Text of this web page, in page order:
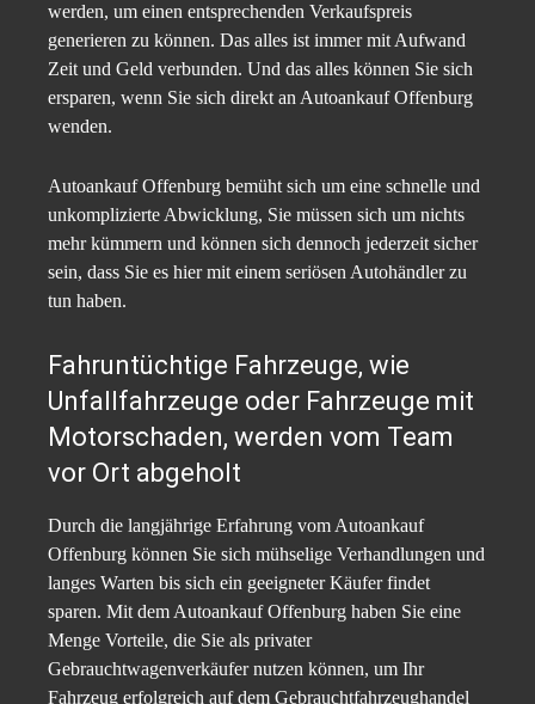
werden, um einen entsprechenden Verkaufspreis
generieren zu können. Das alles ist immer mit Aufwand
Zeit und Geld verbunden. Und das alles können Sie sich
ersparen, wenn Sie sich direkt an Autoankauf Offenburg
wenden.
Autoankauf Offenburg bemüht sich um eine schnelle und
unkomplizierte Abwicklung, Sie müssen sich um nichts
mehr kümmern und können sich dennoch jederzeit sicher
sein, dass Sie es hier mit einem seriösen Autohändler zu
tun haben.
Fahruntüchtige Fahrzeuge, wie
Unfallfahrzeuge oder Fahrzeuge mit
Motorschaden, werden vom Team
vor Ort abgeholt
Durch die langjährige Erfahrung vom Autoankauf
Offenburg können Sie sich mühselige Verhandlungen und
langes Warten bis sich ein geeigneter Käufer findet
sparen. Mit dem Autoankauf Offenburg haben Sie eine
Menge Vorteile, die Sie als privater
Gebrauchtwagenverkäufer nutzen können, um Ihr
Fahrzeug erfolgreich auf dem Gebrauchtfahrzeughandel